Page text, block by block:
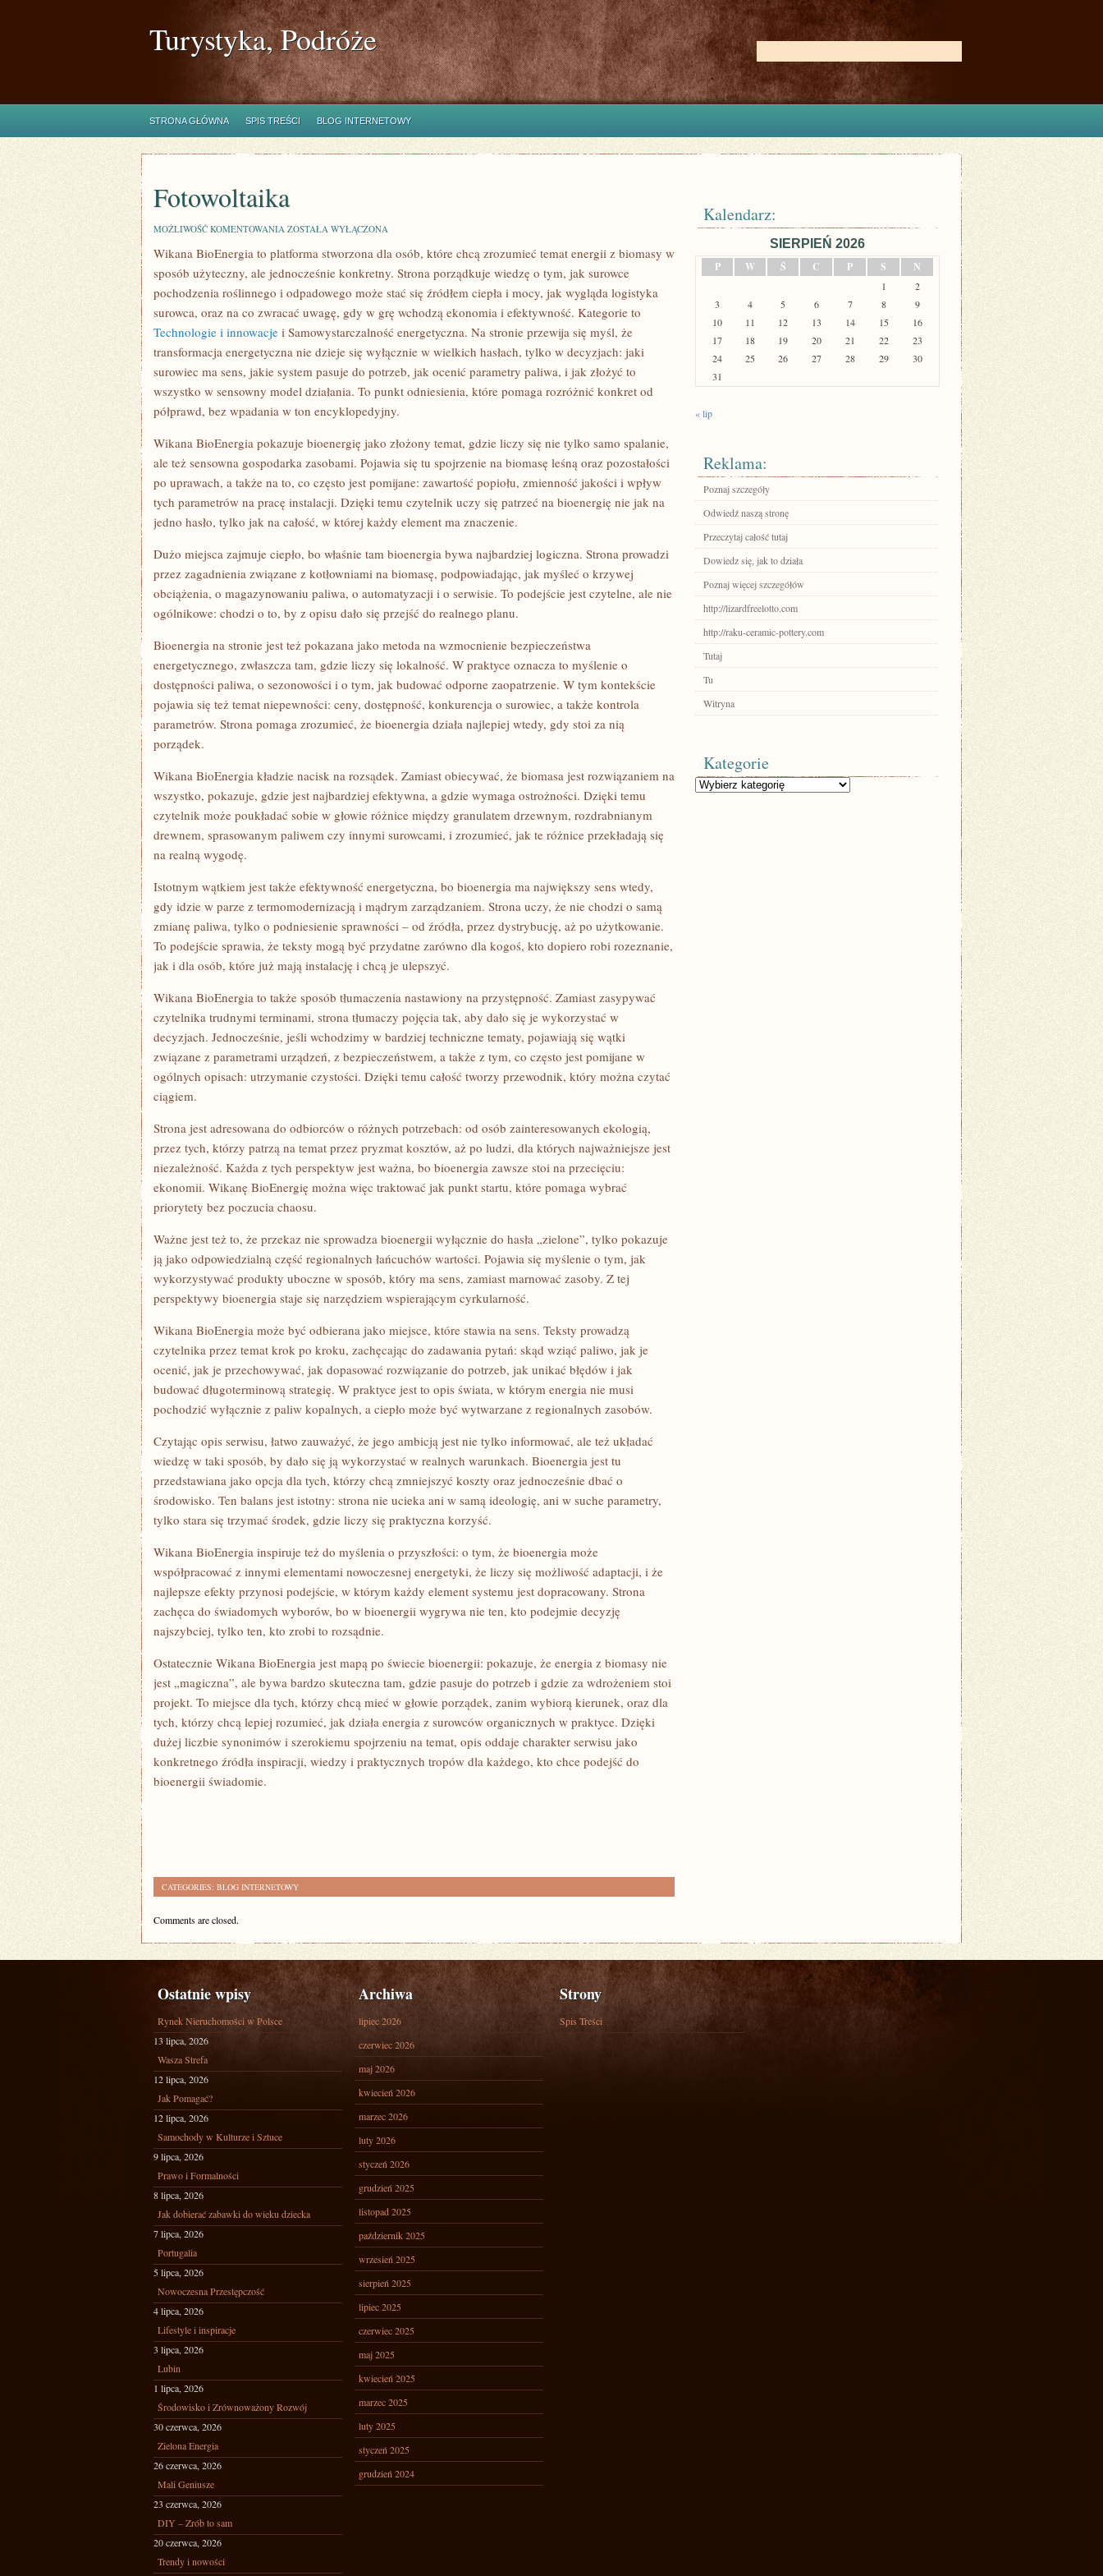
Turystyka, Podróże
STRONA GŁÓWNA SPIS TREŚCI BLOG INTERNETOWY
Fotowoltaika
MOŻLIWOŚĆ KOMENTOWANIA FOTOWOLTAIKA
ZOSTAŁA WYŁĄCZONA
Wikana BioEnergia to platforma stworzona dla osób, które chcą zrozumieć temat energii z biomasy w
sposób użyteczny, ale jednocześnie konkretny. Strona porządkuje wiedzę o tym, jak surowce
pochodzenia roślinnego i odpadowego może stać się źródłem ciepła i mocy, jak wygląda logistyka
surowca, oraz na co zwracać uwagę, gdy w grę wchodzą ekonomia i efektywność. Kategorie to
Technologie i innowacje i Samowystarczalność energetyczna. Na stronie przewija się myśl, że
transformacja energetyczna nie dzieje się wyłącznie w wielkich hasłach, tylko w decyzjach: jaki
surowiec ma sens, jakie system pasuje do potrzeb, jak ocenić parametry paliwa, i jak złożyć to
wszystko w sensowny model działania. To punkt odniesienia, które pomaga rozróżnić konkret od
półprawd, bez wpadania w ton encyklopedyjny.
Wikana BioEnergia pokazuje bioenergię jako złożony temat, gdzie liczy się nie tylko samo spalanie,
ale też sensowna gospodarka zasobami. Pojawia się tu spojrzenie na biomasę leśną oraz pozostałości
po uprawach, a także na to, co często jest pomijane: zawartość popiołu, zmienność jakości i wpływ
tych parametrów na pracę instalacji. Dzięki temu czytelnik uczy się patrzeć na bioenergię nie jak na
jedno hasło, tylko jak na całość, w której każdy element ma znaczenie.
Dużo miejsca zajmuje ciepło, bo właśnie tam bioenergia bywa najbardziej logiczna. Strona prowadzi
przez zagadnienia związane z kotłowniami na biomasę, podpowiadając, jak myśleć o krzywej
obciążenia, o magazynowaniu paliwa, o automatyzacji i o serwisie. To podejście jest czytelne, ale nie
ogólnikowe: chodzi o to, by z opisu dało się przejść do realnego planu.
Bioenergia na stronie jest też pokazana jako metoda na wzmocnienie bezpieczeństwa
energetycznego, zwłaszcza tam, gdzie liczy się lokalność. W praktyce oznacza to myślenie o
dostępności paliwa, o sezonowości i o tym, jak budować odporne zaopatrzenie. W tym kontekście
pojawia się też temat niepewności: ceny, dostępność, konkurencja o surowiec, a także kontrola
parametrów. Strona pomaga zrozumieć, że bioenergia działa najlepiej wtedy, gdy stoi za nią
porządek.
Wikana BioEnergia kładzie nacisk na rozsądek. Zamiast obiecywać, że biomasa jest rozwiązaniem na
wszystko, pokazuje, gdzie jest najbardziej efektywna, a gdzie wymaga ostrożności. Dzięki temu
czytelnik może poukładać sobie w głowie różnice między granulatem drzewnym, rozdrabnianym
drewnem, sprasowanym paliwem czy innymi surowcami, i zrozumieć, jak te różnice przekładają się
na realną wygodę.
Istotnym wątkiem jest także efektywność energetyczna, bo bioenergia ma największy sens wtedy,
gdy idzie w parze z termomodernizacją i mądrym zarządzaniem. Strona uczy, że nie chodzi o samą
zmianę paliwa, tylko o podniesienie sprawności – od źródła, przez dystrybucję, aż po użytkowanie.
To podejście sprawia, że teksty mogą być przydatne zarówno dla kogoś, kto dopiero robi rozeznanie,
jak i dla osób, które już mają instalację i chcą je ulepszyć.
Wikana BioEnergia to także sposób tłumaczenia nastawiony na przystępność. Zamiast zasypywać
czytelnika trudnymi terminami, strona tłumaczy pojęcia tak, aby dało się je wykorzystać w
decyzjach. Jednocześnie, jeśli wchodzimy w bardziej techniczne tematy, pojawiają się wątki
związane z parametrami urządzeń, z bezpieczeństwem, a także z tym, co często jest pomijane w
ogólnych opisach: utrzymanie czystości. Dzięki temu całość tworzy przewodnik, który można czytać
ciągiem.
Strona jest adresowana do odbiorców o różnych potrzebach: od osób zainteresowanych ekologią,
przez tych, którzy patrzą na temat przez pryzmat kosztów, aż po ludzi, dla których najważniejsze jest
niezależność. Każda z tych perspektyw jest ważna, bo bioenergia zawsze stoi na przecięciu:
ekonomii. Wikanę BioEnergię można więc traktować jak punkt startu, które pomaga wybrać
priorytety bez poczucia chaosu.
Ważne jest też to, że przekaz nie sprowadza bioenergii wyłącznie do hasła „zielone”, tylko pokazuje
ją jako odpowiedzialną część regionalnych łańcuchów wartości. Pojawia się myślenie o tym, jak
wykorzystywać produkty uboczne w sposób, który ma sens, zamiast marnować zasoby. Z tej
perspektywy bioenergia staje się narzędziem wspierającym cyrkularność.
Wikana BioEnergia może być odbierana jako miejsce, które stawia na sens. Teksty prowadzą
czytelnika przez temat krok po kroku, zachęcając do zadawania pytań: skąd wziąć paliwo, jak je
ocenić, jak je przechowywać, jak dopasować rozwiązanie do potrzeb, jak unikać błędów i jak
budować długoterminową strategię. W praktyce jest to opis świata, w którym energia nie musi
pochodzić wyłącznie z paliw kopalnych, a ciepło może być wytwarzane z regionalnych zasobów.
Czytając opis serwisu, łatwo zauważyć, że jego ambicją jest nie tylko informować, ale też układać
wiedzę w taki sposób, by dało się ją wykorzystać w realnych warunkach. Bioenergia jest tu
przedstawiana jako opcja dla tych, którzy chcą zmniejszyć koszty oraz jednocześnie dbać o
środowisko. Ten balans jest istotny: strona nie ucieka ani w samą ideologię, ani w suche parametry,
tylko stara się trzymać środek, gdzie liczy się praktyczna korzyść.
Wikana BioEnergia inspiruje też do myślenia o przyszłości: o tym, że bioenergia może
współpracować z innymi elementami nowoczesnej energetyki, że liczy się możliwość adaptacji, i że
najlepsze efekty przynosi podejście, w którym każdy element systemu jest dopracowany. Strona
zachęca do świadomych wyborów, bo w bioenergii wygrywa nie ten, kto podejmie decyzję
najszybciej, tylko ten, kto zrobi to rozsądnie.
Ostatecznie Wikana BioEnergia jest mapą po świecie bioenergii: pokazuje, że energia z biomasy nie
jest „magiczna”, ale bywa bardzo skuteczna tam, gdzie pasuje do potrzeb i gdzie za wdrożeniem stoi
projekt. To miejsce dla tych, którzy chcą mieć w głowie porządek, zanim wybiorą kierunek, oraz dla
tych, którzy chcą lepiej rozumieć, jak działa energia z surowców organicznych w praktyce. Dzięki
dużej liczbie synonimów i szerokiemu spojrzeniu na temat, opis oddaje charakter serwisu jako
konkretnego źródła inspiracji, wiedzy i praktycznych tropów dla każdego, kto chce podejść do
bioenergii świadomie.
CATEGORIES: BLOG INTERNETOWY
Comments are closed.
Kalendarz:
SIERPIEŃ 2026
P
W Ś C P S N
1
2
3
4 5 6 7 8
9
10
11 12 13 14 15
16
17
18 19 20 21 22
23
24
25 26 27 28 29
30
31
« lip
Reklama:
Poznaj szczegóły
Odwiedź naszą stronę
Przeczytaj całość tutaj
Dowiedz się, jak to działa
Poznaj więcej szczegółów
http://lizardfreelotto.com
http://raku-ceramic-pottery.com
Tutaj
Tu
Witryna
Kategorie
Kategorie
Ostatnie wpisy
Rynek Nieruchomości w Polsce
13 lipca, 2026
Wasza Strefa
12 lipca, 2026
Jak Pomagać?
12 lipca, 2026
Samochody w Kulturze i Sztuce
9 lipca, 2026
Prawo i Formalności
8 lipca, 2026
Jak dobierać zabawki do wieku dziecka
7 lipca, 2026
Portugalia
5 lipca, 2026
Nowoczesna Przestępczość
4 lipca, 2026
Lifestyle i inspiracje
3 lipca, 2026
Lubin
1 lipca, 2026
Środowisko i Zrównoważony Rozwój
30 czerwca, 2026
Zielona Energia
26 czerwca, 2026
Mali Geniusze
23 czerwca, 2026
DIY – Zrób to sam
20 czerwca, 2026
Trendy i nowości
Archiwa
lipiec 2026
czerwiec 2026
maj 2026
kwiecień 2026
marzec 2026
luty 2026
styczeń 2026
grudzień 2025
listopad 2025
październik 2025
wrzesień 2025
sierpień 2025
lipiec 2025
czerwiec 2025
maj 2025
kwiecień 2025
marzec 2025
luty 2025
styczeń 2025
grudzień 2024
Strony
Spis Treści